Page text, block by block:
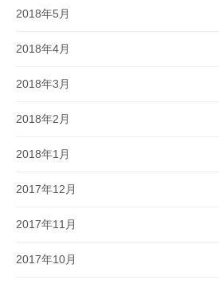
2018年5月
2018年4月
2018年3月
2018年2月
2018年1月
2017年12月
2017年11月
2017年10月